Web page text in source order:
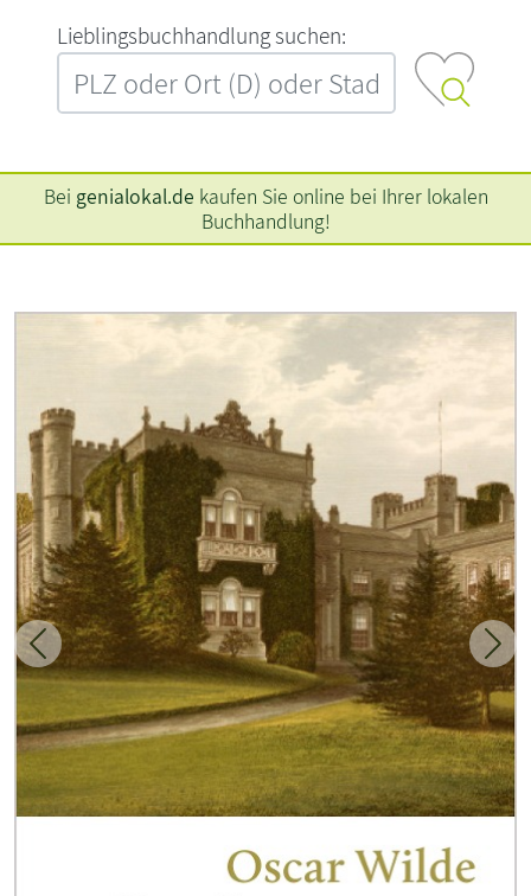
L‍i‍e‍b‍l‍i‍n‍g‍s‍b‍u‍c‍h‍h‍a‍n‍d‍l‍u‍n‍g‍ ‍s‍u‍c‍h‍e‍n‍:‍
Bei genialokal.de kaufen Sie online bei Ihrer lokalen
Buchhandlung!
Zurück